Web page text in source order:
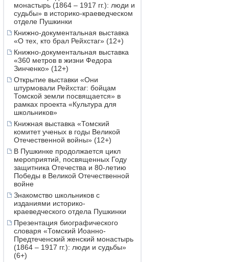
монастырь (1864 – 1917 гг.): люди и
судьбы» в историко-краеведческом
отделе Пушкинки
Книжно-документальная выставка
«О тех, кто брал Рейхстаг» (12+)
Книжно-документальная выставка
«360 метров в жизни Федора
Зинченко» (12+)
Открытие выставки «Они
штурмовали Рейхстаг: бойцам
Томской земли посвящается» в
рамках проекта «Культура для
школьников»
Книжная выставка «Томский
комитет ученых в годы Великой
Отечественной войны» (12+)
В Пушкинке продолжается цикл
мероприятий, посвященных Году
защитника Отечества и 80-летию
Победы в Великой Отечественной
войне
Знакомство школьников с
изданиями историко-
краеведческого отдела Пушкинки
Презентация биографического
словаря «Томский Иоанно-
Предтеченский женский монастырь
(1864 – 1917 гг.): люди и судьбы»
(6+)